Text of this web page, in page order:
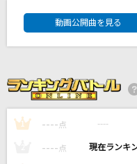
King Gnu
[生音]I Want You
The Jackson 5(The Jacksons)
DAM★ともボ
動画公開曲を見る
1 ---- 点 ----
---- 点 ----